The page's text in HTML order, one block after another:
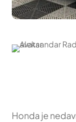
Honda je